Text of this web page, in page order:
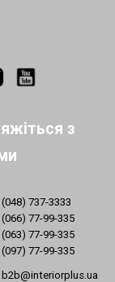
з
(048) 737-3333
(066) 77-99-335
(063) 77-99-335
(097) 77-99-335
b2b@interiorplus.ua